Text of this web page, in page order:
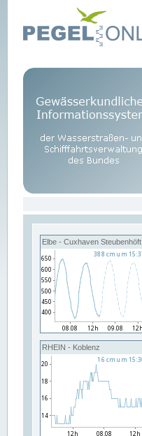
Elbe - Cuxhaven Steubenhöft
RHEIN - Koblenz